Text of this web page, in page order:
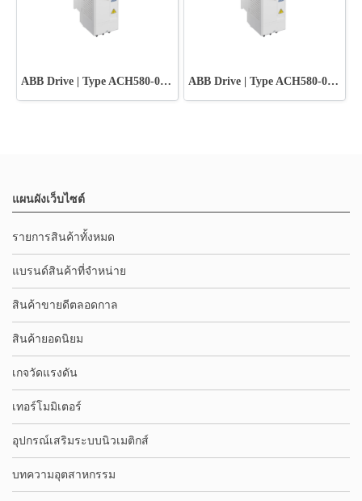
ABB Drive | Type ACH580-01-018A-2 ABB Drive | Type ACH580-01-012A-2
แผนผังเว็บไซต์
รายการสินค้าทั้งหมด
แบรนด์สินค้าที่จำหน่าย
สินค้าขายดีตลอดกาล
สินค้ายอดนิยม
เกจวัดแรงดัน
เทอร์โมมิเตอร์
อุปกรณ์เสริมระบบนิวเมติกส์
บทความอุตสาหกรรม